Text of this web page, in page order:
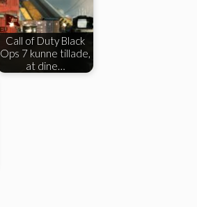
Call of Duty Black
Ops 7 kunne tillade,
at dine…